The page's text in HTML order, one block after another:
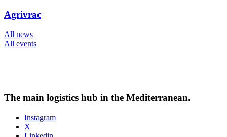
Agrivrac
All news
All events
The main logistics hub in the Mediterranean.
Instagram
X